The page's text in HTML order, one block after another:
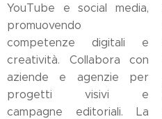
YouTube e social media,
promuovendo
competenze digitali e
creatività. Collabora con
aziende e agenzie per
progetti visivi e
campagne editoriali. La